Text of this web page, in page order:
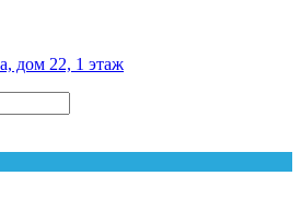
дом 22, 1 этаж